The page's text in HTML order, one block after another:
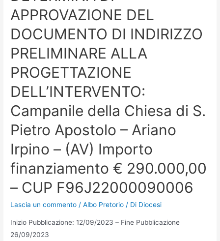
APPROVAZIONE DEL
DOCUMENTO DI INDIRIZZO
PRELIMINARE ALLA
PROGETTAZIONE
DELL’INTERVENTO:
Campanile della Chiesa di S.
Pietro Apostolo – Ariano
Irpino – (AV) Importo
finanziamento € 290.000,00
– CUP F96J22000090006
Lascia un commento /Albo Pretorio / Di Diocesi
Inizio Pubblicazione: 12/09/2023 – Fine Pubblicazione
26/09/2023